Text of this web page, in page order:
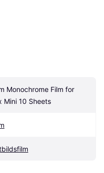
Monochrome Film for
Mini 10 Sheets